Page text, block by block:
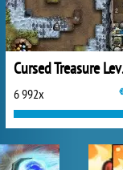
6 992x